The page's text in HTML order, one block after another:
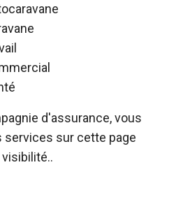
d'assurance, vous
services sur cette page